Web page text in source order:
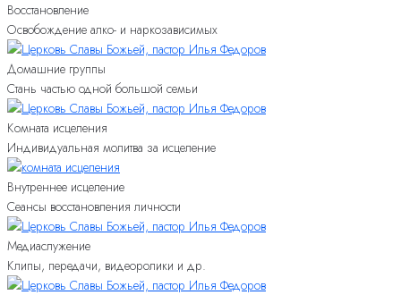
Восстановление
Освобождение алко- и наркозависимых
Домашние группы
Стань частью одной большой семьи
Комната исцеления
Индивидуальная молитва за исцеление
Внутреннее исцеление
Сеансы восстановления личности
Медиаслужение
Клипы, передачи, видеоролики и др.